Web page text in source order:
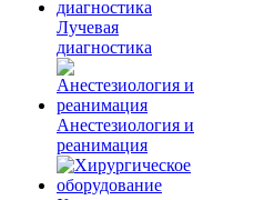
Лучевая
диагностика
Анестезиология и
реанимация